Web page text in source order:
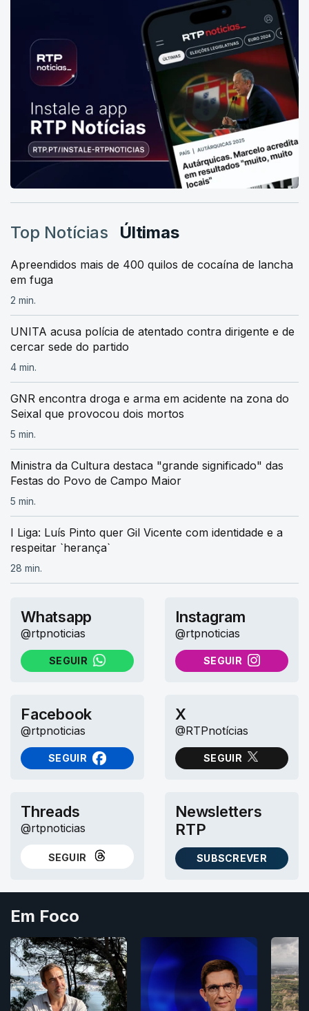
Top Notícias Últimas
Apreendidos mais de 400 quilos de cocaína de lancha
em fuga
2 min.
UNITA acusa polícia de atentado contra dirigente e de
cercar sede do partido
4 min.
GNR encontra droga e arma em acidente na zona do
Seixal que provocou dois mortos
5 min.
Ministra da Cultura destaca "grande significado" das
Festas do Povo de Campo Maior
5 min.
I Liga: Luís Pinto quer Gil Vicente com identidade e a
respeitar `herança`
28 min.
Whatsapp
@rtpnoticias
SEGUIR
NO WHATSAPP
Instagram
@rtpnoticias
SEGUIR
NO INSTAGRAM
Facebook
@rtpnoticias
SEGUIR
NO FACEBOOK
X
@RTPnotícias
SEGUIR
NO X (TWITTER)
Threads
@rtpnoticias
SEGUIR
NO THREADS
Newsletters
RTP
SUBSCREVER
AS NEWSLETTERS RTP
Em Foco